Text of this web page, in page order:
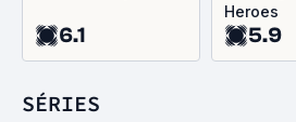
6.1
Heroes
5.9
SÉRIES